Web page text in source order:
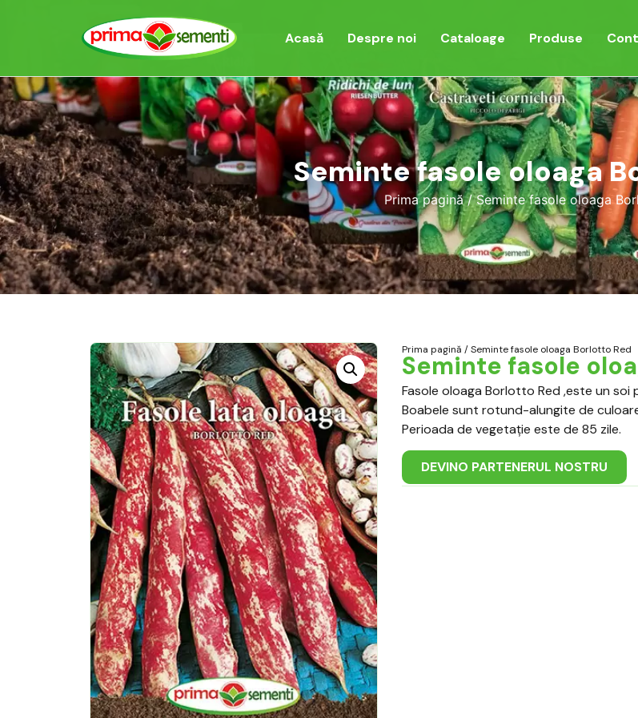
Acasă Despre noi Cataloage Produse
Seminte fasole oloaga
Prima pagină/ Seminte fasole oloaga
Prima pagină / Seminte fasole oloaga Borlotto Red
Seminte fasole
Fasole oloaga Borlotto Red ,este un
Boabele sunt rotund-alungite de
Perioada de vegetaţie este de 85 zile.
DEVINO PARTENERUL NOSTRU